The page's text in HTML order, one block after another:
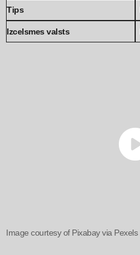
Tips
Izcelsmes valsts
Image courtesy of Pixabay via Pexels